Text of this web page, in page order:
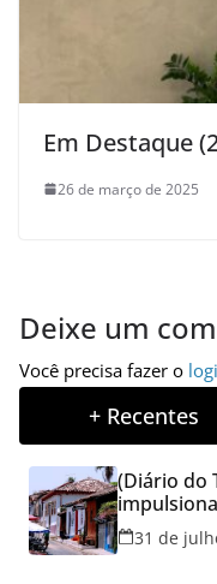
Em Destaque
26 de março de 2025
Deixe um
Você precisa fazer o
+ Recentes
(Diário do
Goiás e
reservar
31 de